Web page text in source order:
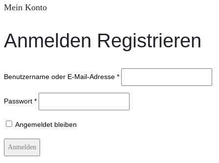
Mein Konto
Anmelden Registrieren
Benutzername oder E-Mail-Adresse *
Passwort *
Angemeldet bleiben
Anmelden